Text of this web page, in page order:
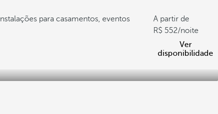
para casamentos, eventos
A partir de
552/noite
Ver
disponibilidade